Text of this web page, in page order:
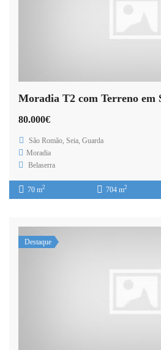
Moradia T2 com Terreno em
80.000€
São Romão, Seia, Guarda
Moradia
Belaserra
70 m2 704 m2
Destaque